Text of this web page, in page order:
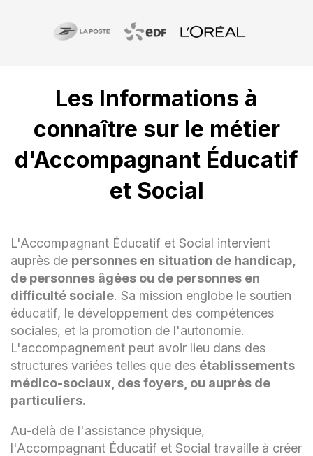
Les Informations à
connaître sur le métier
d'Accompagnant Éducatif
et Social
L'Accompagnant Éducatif et Social intervient
auprès de personnes en situation de handicap,
de personnes âgées ou de personnes en
difficulté sociale. Sa mission englobe le soutien
éducatif, le développement des compétences
sociales, et la promotion de l'autonomie.
L'accompagnement peut avoir lieu dans des
structures variées telles que des établissements
médico-sociaux, des foyers, ou auprès de
particuliers.
Au-delà de l'assistance physique,
l'Accompagnant Éducatif et Social travaille à créer